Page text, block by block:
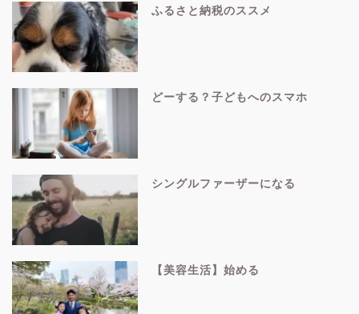
ふるさと納税のススメ
どーする？子どもへのスマホ
シングルファーザーになる
【美容生活】始める